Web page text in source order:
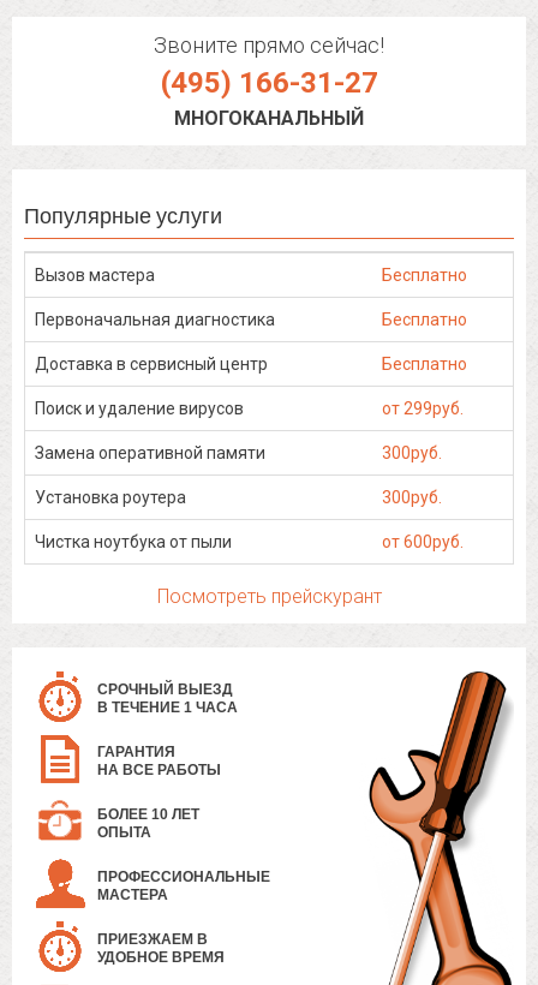
Звоните прямо сейчас!
(495) 166-31-27
МНОГОКАНАЛЬНЫЙ
Популярные услуги
Вызов мастера Бесплатно
Первоначальная диагностика Бесплатно
Доставка в сервисный центр Бесплатно
Поиск и удаление вирусов от 299руб.
Замена оперативной памяти 300руб.
Установка роутера 300руб.
Чистка ноутбука от пыли от 600руб.
Посмотреть прейскурант
СРОЧНЫЙ ВЫЕЗД
В ТЕЧЕНИЕ 1 ЧАСА
ГАРАНТИЯ
НА ВСЕ РАБОТЫ
БОЛЕЕ 10 ЛЕТ
ОПЫТА
ПРОФЕССИОНАЛЬНЫЕ
МАСТЕРА
ПРИЕЗЖАЕМ В
УДОБНОЕ ВРЕМЯ